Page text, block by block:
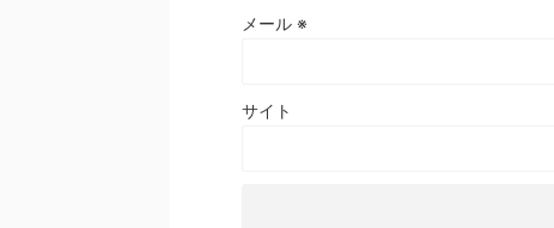
メール ※
サイト